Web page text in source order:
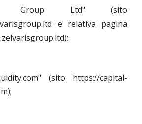
Group Ltd" (sito
e relativa pagina
(sito https://capital-